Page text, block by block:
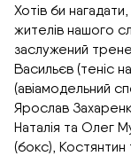
Хотів би
жителів нашого
заслужений
Васильєв (теніс
(авіамодельний
Ярослав
Наталія та Олег
(бокс), Костянтин